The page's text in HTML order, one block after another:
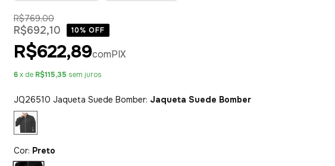
R$769,00
R$692,10 10% OFF
R$622,89comPIX
6x de R$115,35 sem juros
JQ26510 Jaqueta Suede Bomber: Jaqueta Suede Bomber
Cor: Preto